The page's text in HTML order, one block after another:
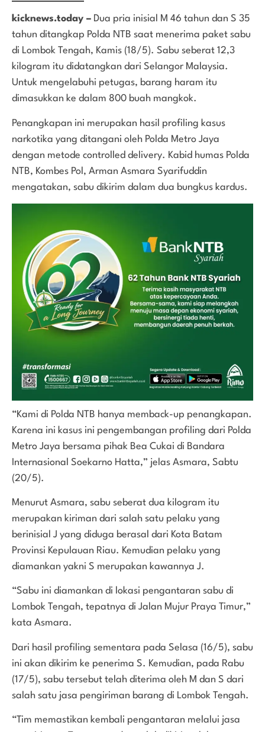
kicknews.today – Dua pria inisial M 46 tahun dan S 35
tahun ditangkap Polda NTB saat menerima paket sabu
di Lombok Tengah, Kamis (18/5). Sabu seberat 12,3
kilogram itu didatangkan dari Selangor Malaysia.
Untuk mengelabuhi petugas, barang haram itu
dimasukkan ke dalam 800 buah mangkok.
Penangkapan ini merupakan hasil profiling kasus
narkotika yang ditangani oleh Polda Metro Jaya
dengan metode controlled delivery. Kabid humas Polda
NTB, Kombes Pol, Arman Asmara Syarifuddin
mengatakan, sabu dikirim dalam dua bungkus kardus.
“Kami di Polda NTB hanya memback-up penangkapan.
Karena ini kasus ini pengembangan profiling dari Polda
Metro Jaya bersama pihak Bea Cukai di Bandara
Internasional Soekarno Hatta,” jelas Asmara, Sabtu
(20/5).
Menurut Asmara, sabu seberat dua kilogram itu
merupakan kiriman dari salah satu pelaku yang
berinisial J yang diduga berasal dari Kota Batam
Provinsi Kepulauan Riau. Kemudian pelaku yang
diamankan yakni S merupakan kawannya J.
“Sabu ini diamankan di lokasi pengantaran sabu di
Lombok Tengah, tepatnya di Jalan Mujur Praya Timur,”
kata Asmara.
Dari hasil profiling sementara pada Selasa (16/5), sabu
ini akan dikirim ke penerima S. Kemudian, pada Rabu
(17/5), sabu tersebut telah diterima oleh M dan S dari
salah satu jasa pengiriman barang di Lombok Tengah.
“Tim memastikan kembali pengantaran melalui jasa